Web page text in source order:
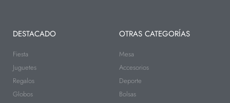
DESTACADO
Fiesta
Juguetes
Regalos
Globos
OTRAS CATEGORÍAS
Mesa
Accesorios
Deporte
Bolsas